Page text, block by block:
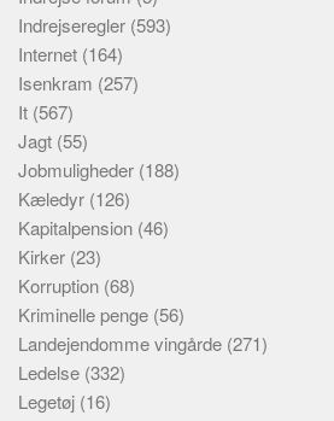
Indrejseregler (593)
Internet (164)
Isenkram (257)
It (567)
Jagt (55)
Jobmuligheder (188)
Kæledyr (126)
Kapitalpension (46)
Kirker (23)
Korruption (68)
Kriminelle penge (56)
Landejendomme vingårde (271)
Ledelse (332)
Legetøj (16)